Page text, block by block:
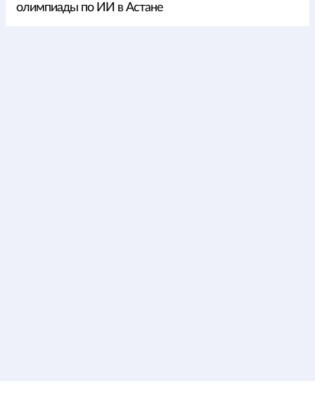
олимпиады по ИИ в Астане